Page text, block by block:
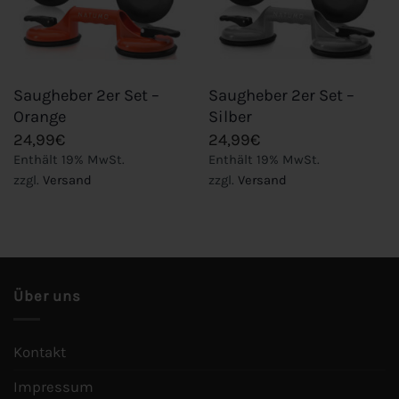
Saugheber 2er Set –
Orange
24,99€
Enthält 19% MwSt.
zzgl. Versand
Saugheber 2er Set –
Silber
24,99€
Enthält 19% MwSt.
zzgl. Versand
Über uns
Kontakt
Impressum